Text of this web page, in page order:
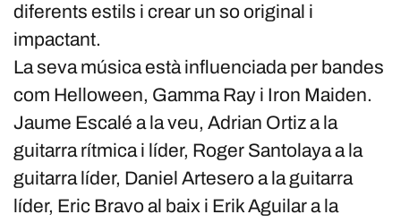
diferents estils i crear un so original i
impactant.
La seva música està influenciada per bandes
com Helloween, Gamma Ray i Iron Maiden.
Jaume Escalé a la veu, Adrian Ortiz a la
guitarra rítmica i líder, Roger Santolaya a la
guitarra líder, Daniel Artesero a la guitarra
líder, Eric Bravo al baix i Erik Aguilar a la